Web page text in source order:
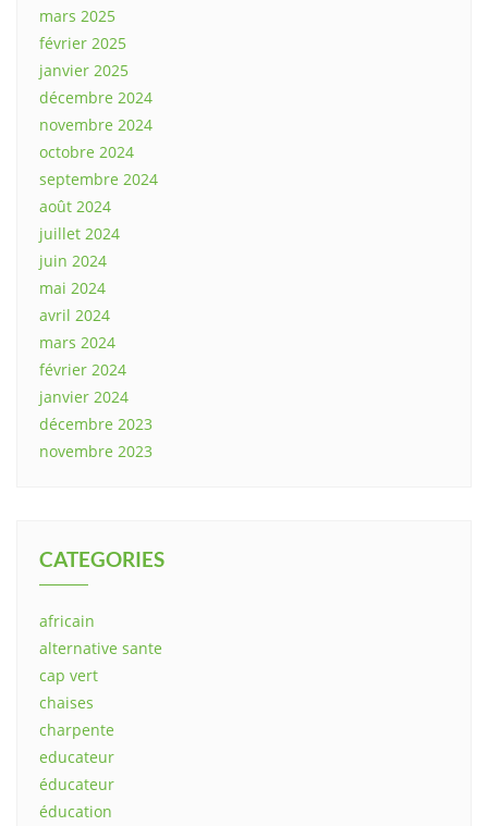
mars 2025
février 2025
janvier 2025
décembre 2024
novembre 2024
octobre 2024
septembre 2024
août 2024
juillet 2024
juin 2024
mai 2024
avril 2024
mars 2024
février 2024
janvier 2024
décembre 2023
novembre 2023
CATEGORIES
africain
alternative sante
cap vert
chaises
charpente
educateur
éducateur
éducation